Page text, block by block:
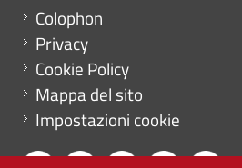
Menu footer
Colophon
Privacy
Cookie Policy
Mappa del sito
Impostazioni cookie